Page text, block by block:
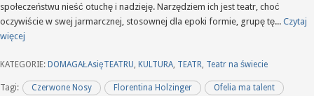
społeczeństwu nieść otuchę i nadzieję. Narzędziem ich jest teatr, choć
oczywiście w swej jarmarcznej, stosownej dla epoki formie, grupę tę... Czytaj
więcej
KATEGORIE: DOMAGAŁAsięTEATRU, KULTURA, TEATR, Teatr na świecie
Tagi: Czerwone Nosy Florentina Holzinger
Ofelia ma talent